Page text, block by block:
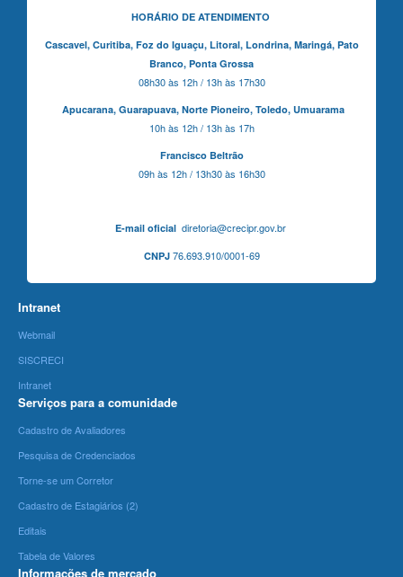
HORÁRIO DE ATENDIMENTO
Cascavel, Curitiba,Foz do Iguaçu, Litoral, Londrina, Maringá, Pato
Branco, Ponta Grossa
08h30 às 12h / 13h às 17h30
Apucarana, Guarapuava, Norte Pioneiro, Toledo, Umuarama
10h às 12h / 13h às 17h
Francisco Beltrão
09h às 12h / 13h30 às 16h30
E-mail oficialdiretoria@crecipr.gov.br
CNPJ76.693.910/0001-69
Intranet
Webmail
SISCRECI
Intranet
Serviços para a comunidade
Cadastro de Avaliadores
Pesquisa de Credenciados
Torne-se um Corretor
Cadastro de Estagiários (2)
Editais
Tabela de Valores
Informações de mercado